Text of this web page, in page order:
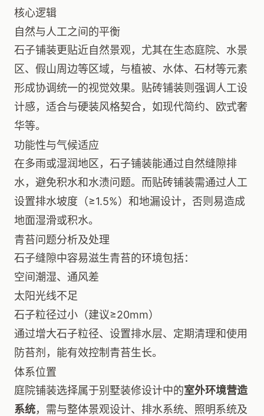
核心逻辑
自然与人工之间的平衡
石子铺装更贴近自然景观，尤其在生态庭院、水景
区、假山周边等区域，与植被、水体、石材等元素
形成协调统一的视觉效果。贴砖铺装则强调人工设
计感，适合与硬装风格契合，如现代简约、欧式奢
华等。
功能性与气候适应
在多雨或湿润地区，石子铺装能通过自然缝隙排
水，避免积水和水渍问题。而贴砖铺装需通过人工
设置排水坡度（≥1.5%）和地漏设计，否则易造成
地面湿滑或积水。
青苔问题分析及处理
石子缝隙中容易滋生青苔的环境包括：
空间潮湿、通风差
太阳光线不足
石子粒径过小（建议≥20mm）
通过增大石子粒径、设置排水层、定期清理和使用
防苔剂，能有效控制青苔生长。
体系位置
庭院铺装选择属于别墅装修设计中的室外环境营造
系统，需与整体景观设计、排水系统、照明系统及